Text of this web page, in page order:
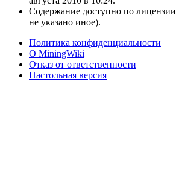
Содержание доступно по лицензии
не указано иное).
Политика конфиденциальности
О MiningWiki
Отказ от ответственности
Настольная версия